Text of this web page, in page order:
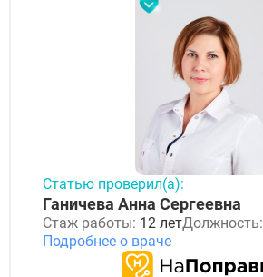
Статью проверил(а):
Ганичева Анна Сергеевна
Стаж работы: 12 летДолжность:
Подробнее о враче